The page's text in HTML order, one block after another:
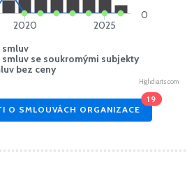
se soukromými subjekty
bez ceny
2020 2025
0
Highcharts.com
O SMLOUVÁCH ORGANIZACE
19